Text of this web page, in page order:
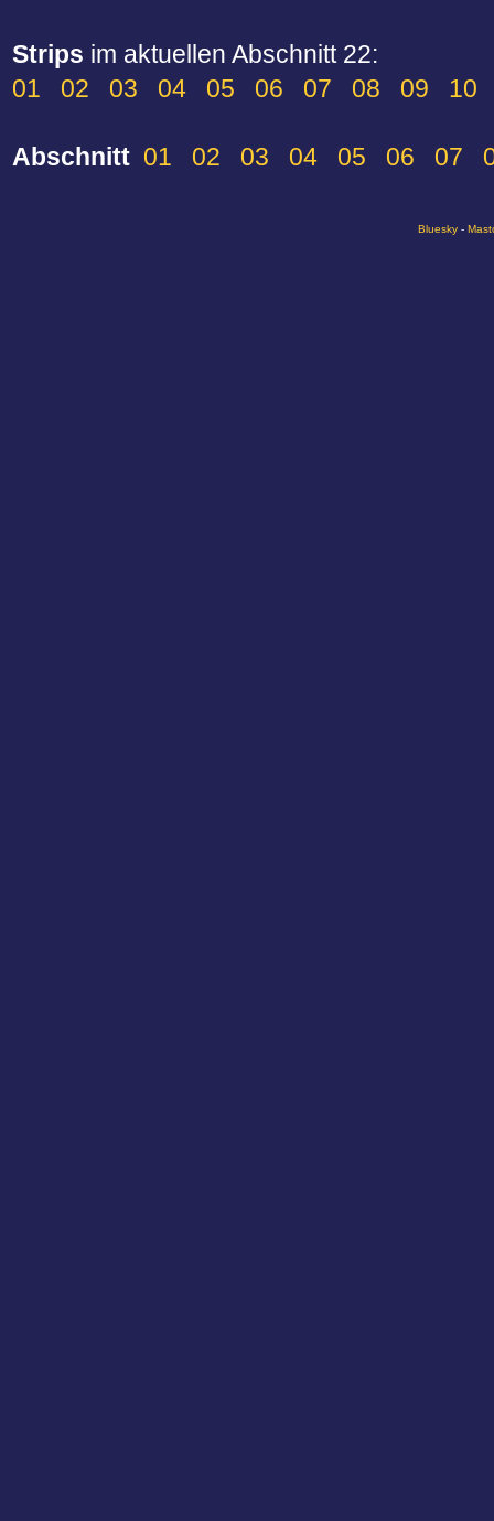
Strips im aktuellen Abschnitt 22:
01
02 03 04 05 06 07 08 09 10
Abschnitt 01 02 03 04 05 06 07
Bluesky -